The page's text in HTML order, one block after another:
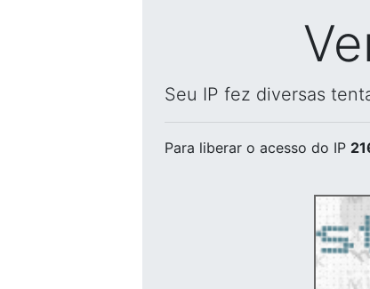
Seu IP fez diversas
Para liberar o acesso do IP